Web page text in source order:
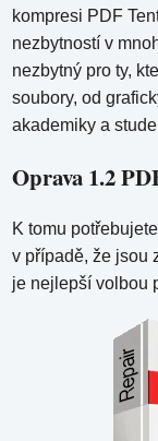
kompresi PDF
nezbytností v
nezbytný pro ty,
soubory, od
akademiky a
Oprava 1.2
K tomu
v případě, že jsou
je nejlepší volbou